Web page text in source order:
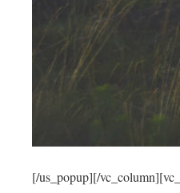
[/us_popup][/